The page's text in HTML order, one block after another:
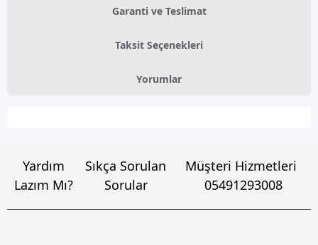
Garanti ve Teslimat
Taksit Seçenekleri
Yorumlar
Yardım
Lazım Mı?
Sıkça Sorulan
Sorular
Müşteri Hizmetleri
05491293008